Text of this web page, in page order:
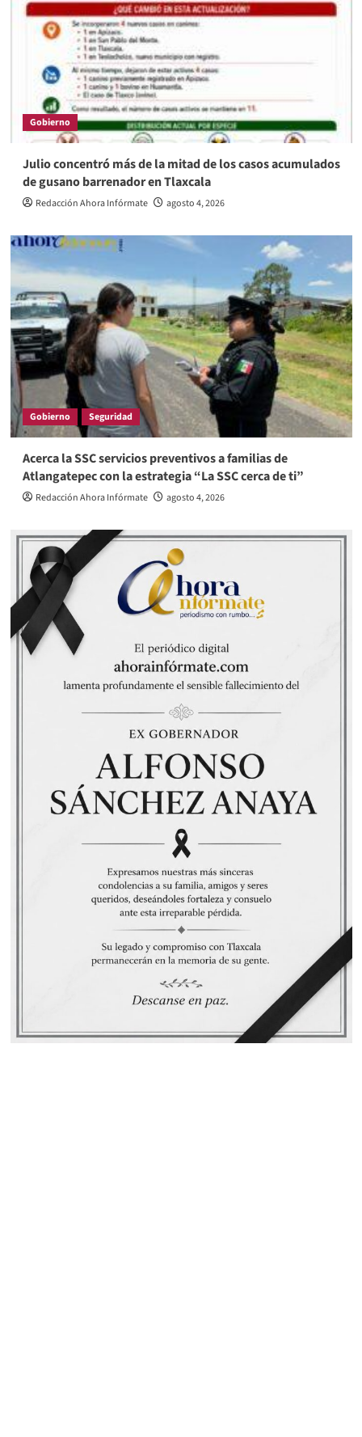
Gobierno
Julio concentró más de la mitad de los casos acumulados
de gusano barrenador en Tlaxcala
Redacción Ahora Infórmate agosto 4, 2026
Gobierno Seguridad
Acerca la SSC servicios preventivos a familias de
Atlangatepec con la estrategia “La SSC cerca de ti”
Redacción Ahora Infórmate agosto 4, 2026